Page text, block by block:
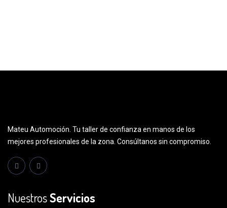
Mateu Automoción. Tu taller de confianza en manos de los
mejores profesionales de la zona. Consúltanos sin compromiso.
NuestrosServicios